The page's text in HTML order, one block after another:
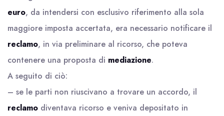
euro, da intendersi con esclusivo riferimento alla sola
maggiore imposta accertata, era necessario notificare il
reclamo, in via preliminare al ricorso, che poteva
contenere una proposta di mediazione.
A seguito di ciò:
– se le parti non riuscivano a trovare un accordo, il
reclamo diventava ricorso e veniva depositato in